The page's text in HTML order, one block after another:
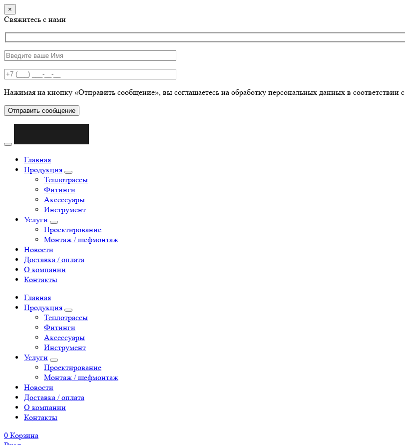
×
Свяжитесь с нами
Нажимая на кнопку «Отправить сообщение», вы соглашаетесь на обработку персональных данных в соответствии с
Отправить сообщение
Главная
Продукция
Теплотрассы
Фитинги
Аксессуары
Инструмент
Услуги
Проектирование
Монтаж / шефмонтаж
Новости
Доставка / оплата
О компании
Контакты
Главная
Продукция
Теплотрассы
Фитинги
Аксессуары
Инструмент
Услуги
Проектирование
Монтаж / шефмонтаж
Новости
Доставка / оплата
О компании
Контакты
0 Корзина